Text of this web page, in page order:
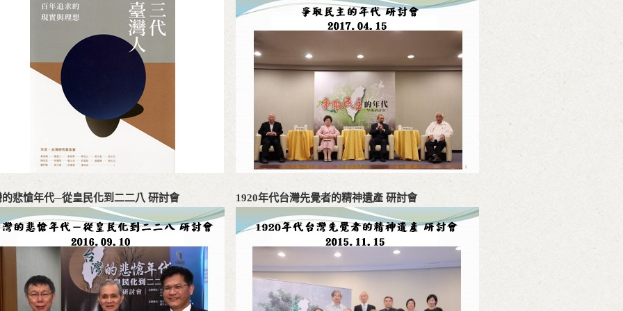
的悲愴年代─從皇民化到二二八 研討會 1920年代台灣先覺者的精神遺產 研討會